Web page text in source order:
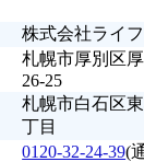
株式会社ライ
札幌市厚別区
26-25
札幌市白石区
丁目
0120-32-24-39(